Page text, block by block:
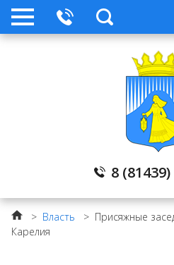
8
Стратегическое
Нормативные
Прокуратура
> Власть > Присяжные
Карелия